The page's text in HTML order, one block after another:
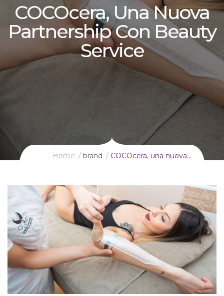
COCOcera, Una Nuova
Partnership Con Beauty
Service
Home brand COCOcera, una nuova…